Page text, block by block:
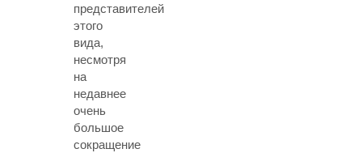
представителей
этого
вида,
несмотря
на
недавнее
очень
большое
сокращение